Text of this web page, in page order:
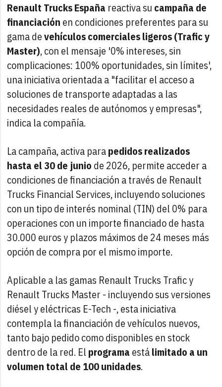
Renault Trucks España reactiva su campaña de
financiación en condiciones preferentes para su
gama devehículos comerciales ligeros (Trafic y
Master), con el mensaje '0% intereses, sin
complicaciones: 100% oportunidades, sin límites',
una iniciativa orientada a "facilitar el acceso a
soluciones de transporte adaptadas a las
necesidades reales de autónomos y empresas",
indica la compañía.
La campaña, activa parapedidos realizados
hasta el 30 de junio de 2026, permite acceder a
condiciones de financiación a través de Renault
Trucks Financial Services, incluyendo soluciones
con un tipo de interés nominal (TIN) del 0% para
operaciones con un importe financiado de hasta
30.000 euros y plazos máximos de 24 meses más
opción de compra por el mismo importe.
Aplicable a las gamas Renault Trucks Trafic y
Renault Trucks Master - incluyendo sus versiones
diésel y eléctricas E-Tech -, esta iniciativa
contempla la financiación de vehículos nuevos,
tanto bajo pedido como disponibles en stock
dentro de la red. El programa estálimitado a un
volumen total de 100 unidades.